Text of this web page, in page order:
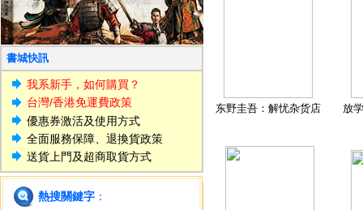
書城快訊
我系新手，如何購買？
台灣/香港免運費政策
優惠券激活及使用方式
全面服務保障、退換貨政策
送貨上門及超商取貨方式
熱搜關鍵字 ：
东野圭吾：解忧杂货店 放